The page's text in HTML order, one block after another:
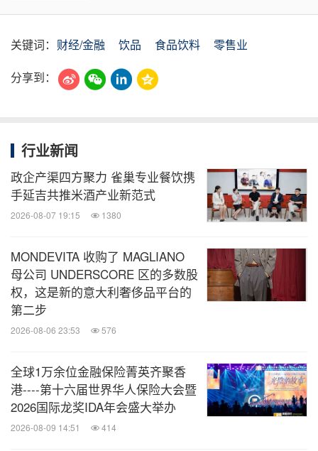
关键词： 财经/金融 饮品 食品饮料
零售业
分享到：
行业新闻
政企产渠四方聚力 雀巢专业餐饮携
手延吉共推米酒产业新范式
2026-08-07 19:15 1380
MONDEVITA 收购了 MAGLIANO
母公司 UNDERSCORE 区的多数股
权，这是新的意大利奢侈品平台的
第二步
2026-08-06 23:53 576
全球1万余位金融保险菁英齐聚香
港----第十六届世界华人保险大会暨
2026国际龙奖IDA年会盛大举办
2026-08-09 14:51 414